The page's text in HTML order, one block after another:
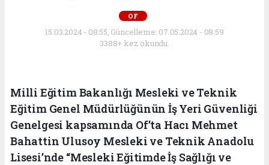
OF
15.03.2024 - 08:55, Güncelleme: 07.05.2024 - 08:59
3388+ kez okundu.
Milli Eğitim Bakanlığı Mesleki ve Teknik
Eğitim Genel Müdürlüğünün İş Yeri Güvenliği
Genelgesi kapsamında Of’ta Hacı Mehmet
Bahattin Ulusoy Mesleki ve Teknik Anadolu
Lisesi’nde “Mesleki Eğitimde İş Sağlığı ve